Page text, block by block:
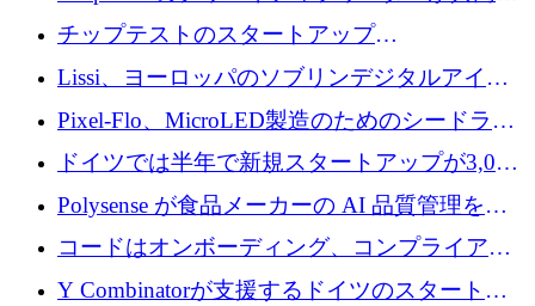
立したAIライティングのスタートアップが
1,300万ドルのシード投資を調達
チップテストのスタートアップ
QuantumDiamondsが株式資金で1,500万ユーロ
を調達
Lissi、ヨーロッパのソブリンデジタルアイデ
ンティティの未来を推進するために350万ユー
ロを調達
Pixel-Flo、MicroLED製造のためのシードラウ
ンドで525万ポンドを獲得
ドイツでは半年で新規スタートアップが3,000
社という記録を目の当たりにし、涙を流すハ
ンブルク
Polysense が食品メーカーの AI 品質管理を拡
張するために 1,070 万ドルを調達
コードはオンボーディング、コンプライアン
ス、支払いを統合するために 640 万ポンドを
Y Combinatorが支援するドイツのスタートア